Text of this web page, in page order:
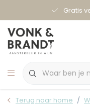
Gratis
Terug naar home